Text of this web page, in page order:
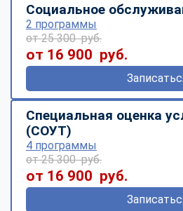
Социальное
2 программы
от 25 300 руб.
от 16 900 руб.
Специальная оценка
(СОУТ)
4 программы
от 25 300 руб.
от 16 900 руб.